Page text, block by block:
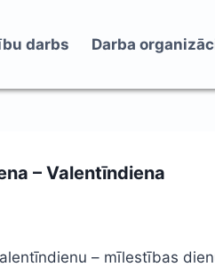
darbs Darba
– Valentīndiena
– mīlestības